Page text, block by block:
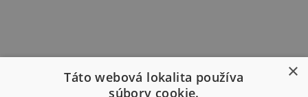
×
Táto webová lokalita používa
súbory cookie.